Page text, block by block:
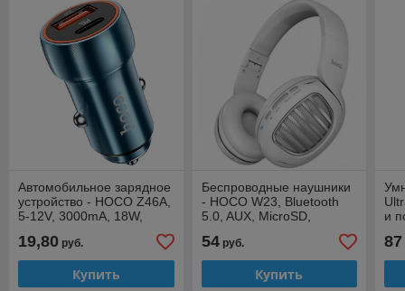
Автомобильное зарядное
устройство - HOCO Z46A,
5-12V, 3000mA, 18W,
+ кабель USB - Type
19,80 руб.
Купить
Беспроводные наушники
- HOCO W23, Bluetooth
5.0, AUX, MicroSD,
часов), белые
54руб.
Купить
и
87